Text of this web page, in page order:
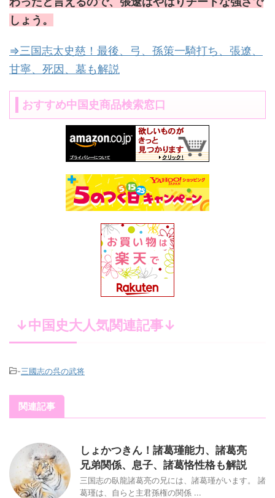
しょう。
⇒三国志太史慈！最後、弓、孫策一騎打ち、張遼、
甘寧、死因、墓も解説
おすすめ中国史商品検索窓口
↓中国史大人気関連記事↓
-三國志の呉の武将
関連記事
しょかつきん！諸葛瑾能力、諸葛亮
兄弟関係、息子、諸葛恪性格も解説
三国志の臥龍諸葛亮の兄には、諸葛瑾がいます。 諸
葛瑾は、自らと主君孫権の関係 ...